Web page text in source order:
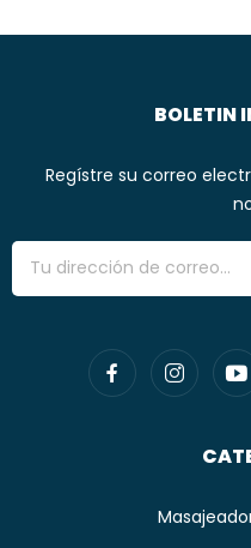
BOLETIN
Regístre su correo